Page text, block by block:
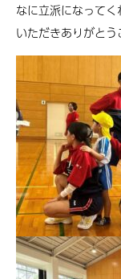
なに立派になって
いただきありがとう